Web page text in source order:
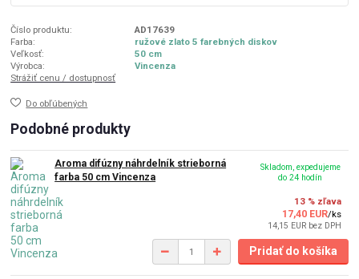
Číslo produktu:
AD17639
Farba:
ružové zlato 5 farebných diskov
Veľkosť:
50 cm
Výrobca:
Vincenza
Strážiť cenu / dostupnosť
Do obľúbených
Podobné produkty
Aroma difúzny náhrdelník strieborná
farba 50 cm Vincenza
13 % zľava
17,40 EUR/ks
14,15 EUR bez DPH
Skladom, expedujeme
do 24 hodín
Pridať do košíka